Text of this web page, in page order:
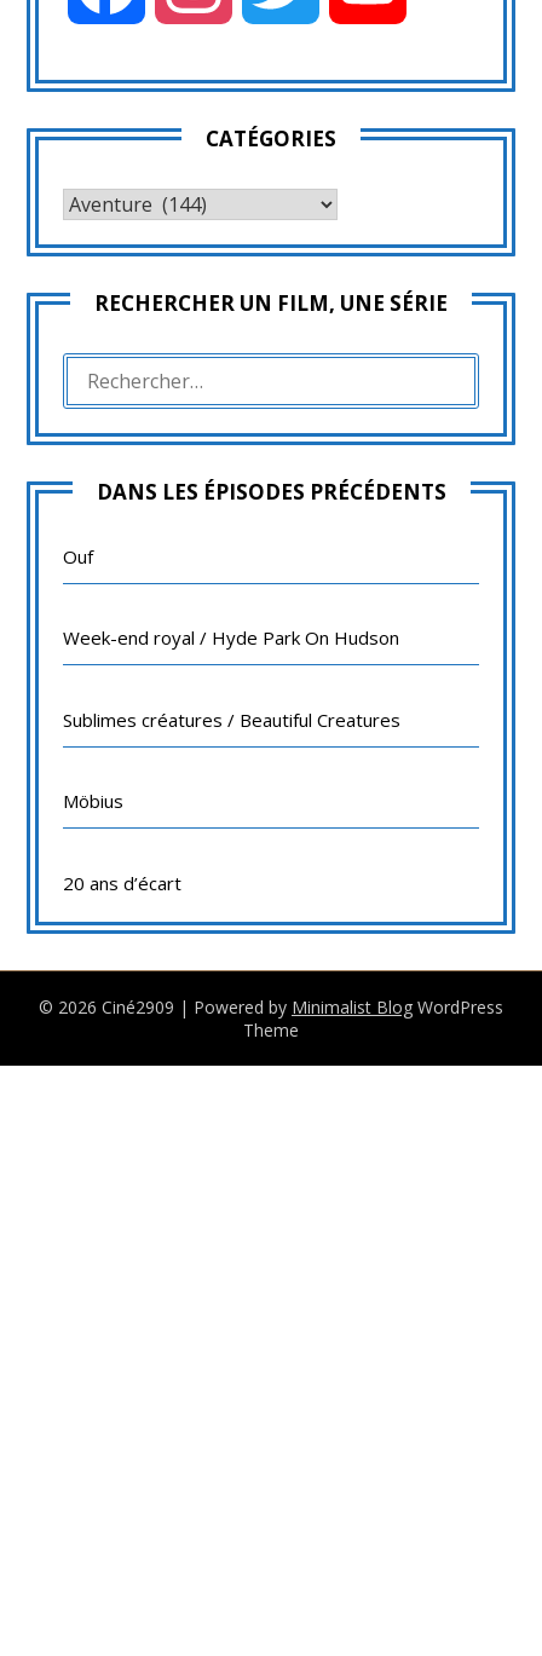
CATÉGORIES
CATÉGORIES
RECHERCHER UN FILM, UNE SÉRIE
RECHERCHER :
DANS LES ÉPISODES PRÉCÉDENTS
Ouf
Week-end royal / Hyde Park On Hudson
Sublimes créatures / Beautiful Creatures
Möbius
20 ans d’écart
© 2026 Ciné2909 | Powered by Minimalist Blog WordPress
Theme